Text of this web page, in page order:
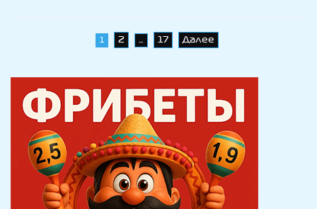
записям
2 17 Далее